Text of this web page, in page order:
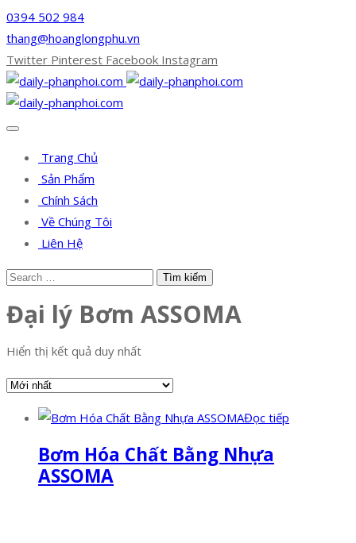
0394 502 984
thang@hoanglongphu.vn
Twitter Pinterest Facebook Instagram
Trang Chủ
Sản Phẩm
Chính Sách
Về Chúng Tôi
Liên Hệ
Đại lý Bơm ASSOMA
Hiển thị kết quả duy nhất
Đọc tiếp
Bơm Hóa Chất Bằng Nhựa
ASSOMA